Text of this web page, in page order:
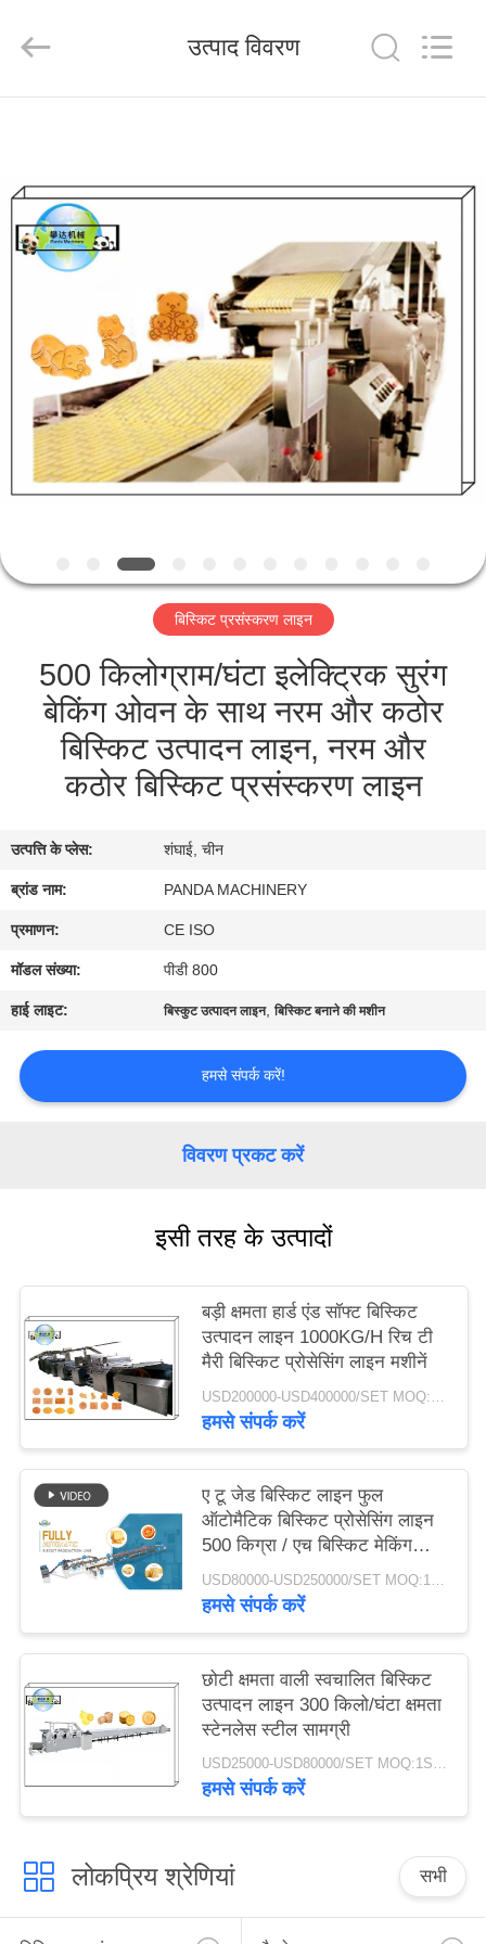
उत्पाद
हमारे
कारखाना
भ्रमण
गुणवत्ता
समाचार
की
विनती
करे
साइटमैप
PRIVACY
POLICY
Rights
Reserved.
उत्पाद विवरण
बिस्किट प्रसंस्करण लाइन
500 किलोग्राम/घंटा इलेक्ट्रिक सुरंग
बेकिंग ओवन के साथ नरम और कठोर
बिस्किट उत्पादन लाइन, नरम और
कठोर बिस्किट प्रसंस्करण लाइन
उत्पत्ति के प्लेस: शंघाई, चीन
ब्रांड नाम: PANDA MACHINERY
प्रमाणन: CE ISO
मॉडल संख्या: पीडी 800
हाई लाइट: बिस्कुट उत्पादन लाइन,बिस्किट बनाने की मशीन
हमसे संपर्क करें!
विवरण प्रकट करें
इसी तरह के उत्पादों
बड़ी क्षमता हार्ड एंड सॉफ्ट बिस्किट
उत्पादन लाइन 1000KG/H रिच टी
मैरी बिस्किट प्रोसेसिंग लाइन मशीनें
हमसे संपर्क करें
ए टू जेड बिस्किट लाइन फुल
ऑटोमैटिक बिस्किट प्रोसेसिंग लाइन
500 किग्रा / एच बिस्किट मेकिंग
इक्विपमेंट
USD80000-USD250000/SET MOQ:1SET
हमसे संपर्क करें
छोटी क्षमता वाली स्वचालित बिस्किट
उत्पादन लाइन 300 किलो/घंटा क्षमता
स्टेनलेस स्टील सामग्री
USD25000-USD80000/SET MOQ:1SET
हमसे संपर्क करें
लोकप्रिय श्रेणियां सभी